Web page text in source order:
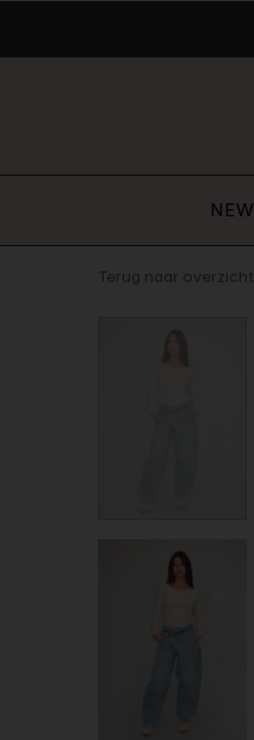
Terug naar overzicht